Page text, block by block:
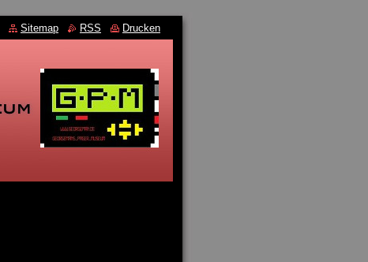
Sitemap RSS Drucken